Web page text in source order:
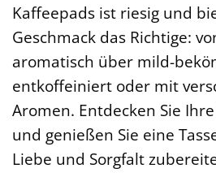
Kaffeepads ist riesig und
Geschmack das Richtige:
aromatisch über mild-
entkoffeiniert oder mit
Aromen. Entdecken Sie
und genießen Sie eine
Liebe und Sorgfalt